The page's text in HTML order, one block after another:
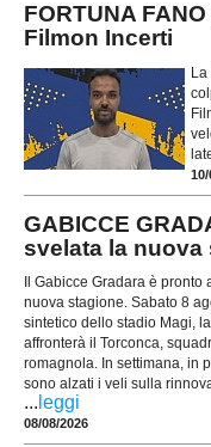
FORTUNA
Filmon Incerti
La
10/
GABICCE
svelata la nuova
Il Gabicce Gradara è
nuova stagione. Sabato 8
sintetico dello stadio Magi,
affronterà il Torconca,
romagnola. In settimana, in
sono alzati i veli sulla
... leggi
08/08/2026